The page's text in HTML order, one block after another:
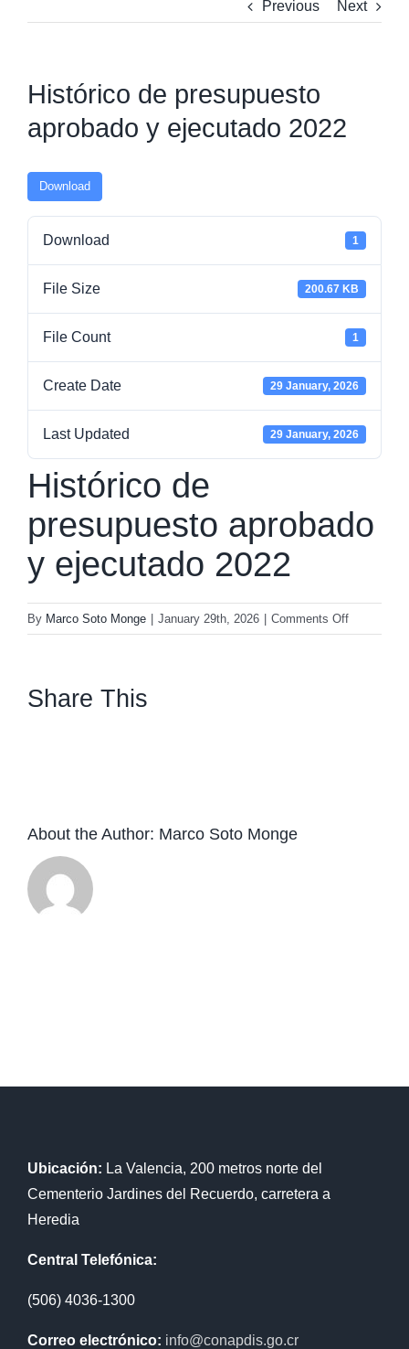
Previous Next
Histórico de presupuesto
aprobado y ejecutado 2022
Download
Download 1
File Size 200.67 KB
File Count 1
Create Date 29 January, 2026
Last Updated 29 January, 2026
Histórico de
presupuesto aprobado
y ejecutado 2022
By Marco Soto Monge January 29th, 2026 Comments Offon
Histórico
Share This
About the Author: Marco Soto Monge
Ubicación: La Valencia, 200 metros norte del
Cementerio Jardines del Recuerdo, carretera a
Heredia
Central Telefónica:
(506) 4036-1300
Correo electrónico: info@conapdis.go.cr